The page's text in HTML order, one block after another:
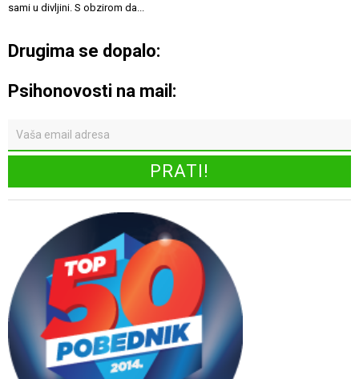
sami u divljini. S obzirom da...
Drugima se dopalo:
Psihonovosti na mail: